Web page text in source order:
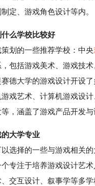
定、游戏角色设计等内。
么学校比较好
的一些推荐学校：中央
包括游戏美术、游戏技
德大学的游戏设计开设
戏艺术、计算机游戏设
等，涵盖了游戏产品开发与
大学专业
择的一些与游戏相关的
专注于培养游戏设计艺术
交互设计、叙事学等多学